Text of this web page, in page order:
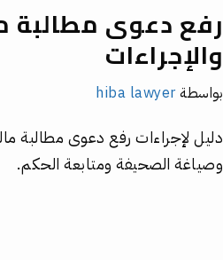
رفع دعوى مطالبة
والإجراءات
بواسطةhiba lawyer
دليل لإجراءات رفع دعوى مطالبة
وصياغة الصحيفة ومتابعة الحكم.